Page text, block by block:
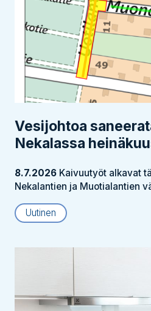
Vesijohtoa
Nekalassa
8.7.2026 Kaivuutyöt alkavat
Nekalantien ja Muotialantien
Uutinen